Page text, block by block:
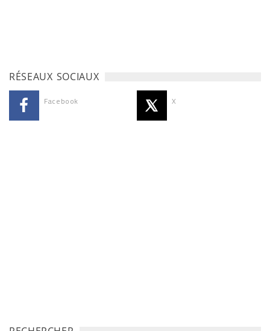
RÉSEAUX SOCIAUX
Facebook X